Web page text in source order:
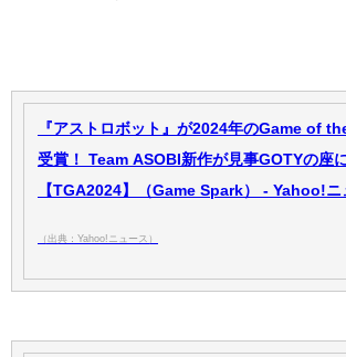
『アストロボット』が2024年のGame of
受賞！ Team ASOBI新作が見事GOTYの座
【TGA2024】（Game Spark） - Yahoo!ニ
（出典：Yahoo!ニュース）